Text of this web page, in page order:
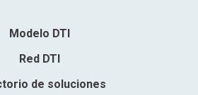
Modelo DTI
Red DTI
de soluciones